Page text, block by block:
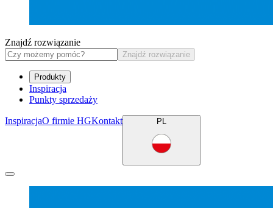
Znajdź rozwiązanie
Znajdź rozwiązanie
Produkty
Inspiracja
Punkty sprzedaży
InspiracjaO firmie HGKontakt PL